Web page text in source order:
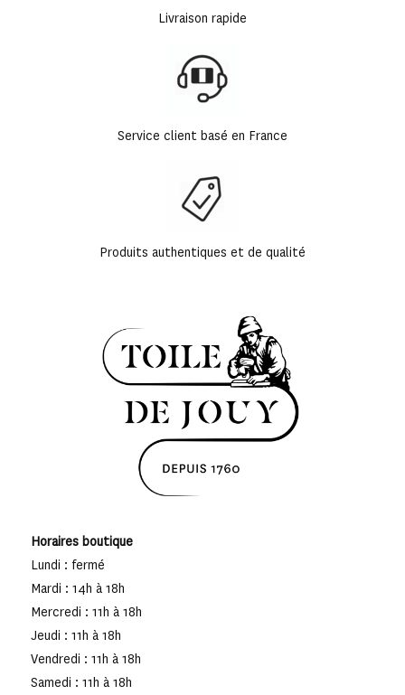
Livraison rapide
Service client basé en France
Produits authentiques et de qualité
Horaires boutique
Lundi : fermé
Mardi : 14h à 18h
Mercredi : 11h à 18h
Jeudi : 11h à 18h
Vendredi : 11h à 18h
Samedi : 11h à 18h